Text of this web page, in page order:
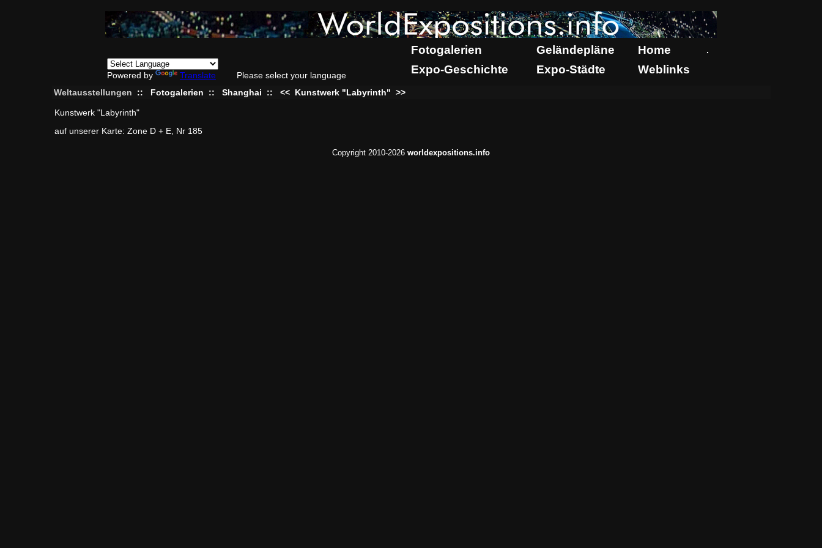
Powered by Translate Please select your language
Fotogalerien Geländepläne Home .
Expo-Geschichte Expo-Städte Weblinks
Weltausstellungen :: Fotogalerien :: Shanghai :: << Kunstwerk "Labyrinth" >>
Kunstwerk "Labyrinth"
auf unserer Karte: Zone D + E, Nr 185
Copyright 2010-2026 worldexpositions.info